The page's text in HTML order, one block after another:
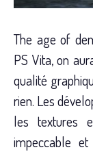
The age of
PS Vita, on
qualité
rien. Les
les textures
impeccable